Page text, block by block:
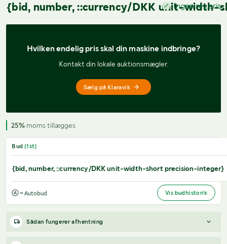
{bid, number, ::currency/DKK unit-width-
Ingen res.pris
Hvilken endelig pris skal din maskine indbringe?
Kontakt din lokale auktionsmægler.
Sælg på Klaravik
25% moms tillægges
Bud (1st)
{bid, number, ::currency/DKK unit-width-short precision-integer}
= Autobud Vis budhistorik
Sådan fungerer afhentning